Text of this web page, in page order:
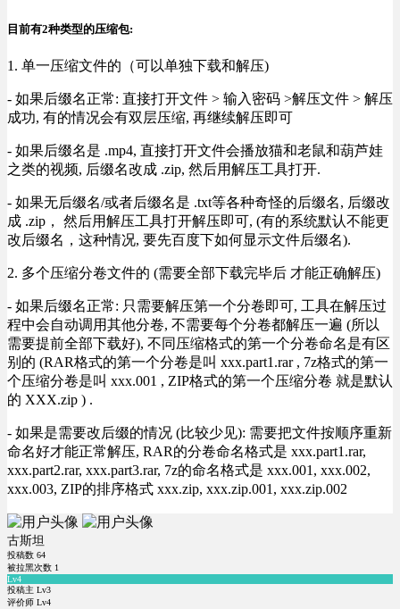
目前有2种类型的压缩包:
1. 单一压缩文件的（可以单独下载和解压)
- 如果后缀名正常: 直接打开文件 > 输入密码 >解压文件 > 解压
成功, 有的情况会有双层压缩, 再继续解压即可
- 如果后缀名是 .mp4, 直接打开文件会播放猫和老鼠和葫芦娃
之类的视频, 后缀名改成 .zip, 然后用解压工具打开.
- 如果无后缀名/或者后缀名是 .txt等各种奇怪的后缀名, 后缀改
成 .zip， 然后用解压工具打开解压即可, (有的系统默认不能更
改后缀名，这种情况, 要先百度下如何显示文件后缀名).
2. 多个压缩分卷文件的 (需要全部下载完毕后 才能正确解压)
- 如果后缀名正常: 只需要解压第一个分卷即可, 工具在解压过
程中会自动调用其他分卷, 不需要每个分卷都解压一遍 (所以
需要提前全部下载好), 不同压缩格式的第一个分卷命名是有区
别的 (RAR格式的第一个分卷是叫 xxx.part1.rar , 7z格式的第一
个压缩分卷是叫 xxx.001 , ZIP格式的第一个压缩分卷 就是默认
的 XXX.zip ) .
- 如果是需要改后缀的情况 (比较少见): 需要把文件按顺序重新
命名好才能正常解压, RAR的分卷命名格式是 xxx.part1.rar,
xxx.part2.rar, xxx.part3.rar, 7z的命名格式是 xxx.001, xxx.002,
xxx.003, ZIP的排序格式 xxx.zip, xxx.zip.001, xxx.zip.002
古斯坦
投稿数 64
被拉黑次数 1
Lv4
投稿主 Lv3
评价师 Lv4